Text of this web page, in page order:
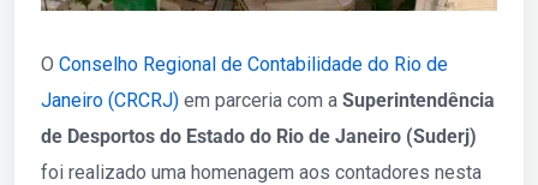
O Conselho Regional de Contabilidade do Rio de
Janeiro (CRCRJ) em parceria com a Superintendência
de Desportos do Estado do Rio de Janeiro (Suderj)
foi realizado uma homenagem aos contadores nesta